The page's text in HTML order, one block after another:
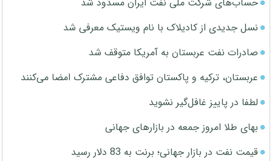
نسل جدیدی از کادیلاک با نام ویستیک معرفی شد
صادرات نفت عربستان به آمریکا متوقف شد
عربستان، ترکیه و پاکستان توافق دفاعی مشترک امضا می‌کنند
لطفا در پاییز غافل‌گیر نشوید
بهای طلا امروز جمعه در بازارهای جهانی
قیمت نفت در بازار جهانی؛ برنت به 83 دلار رسید